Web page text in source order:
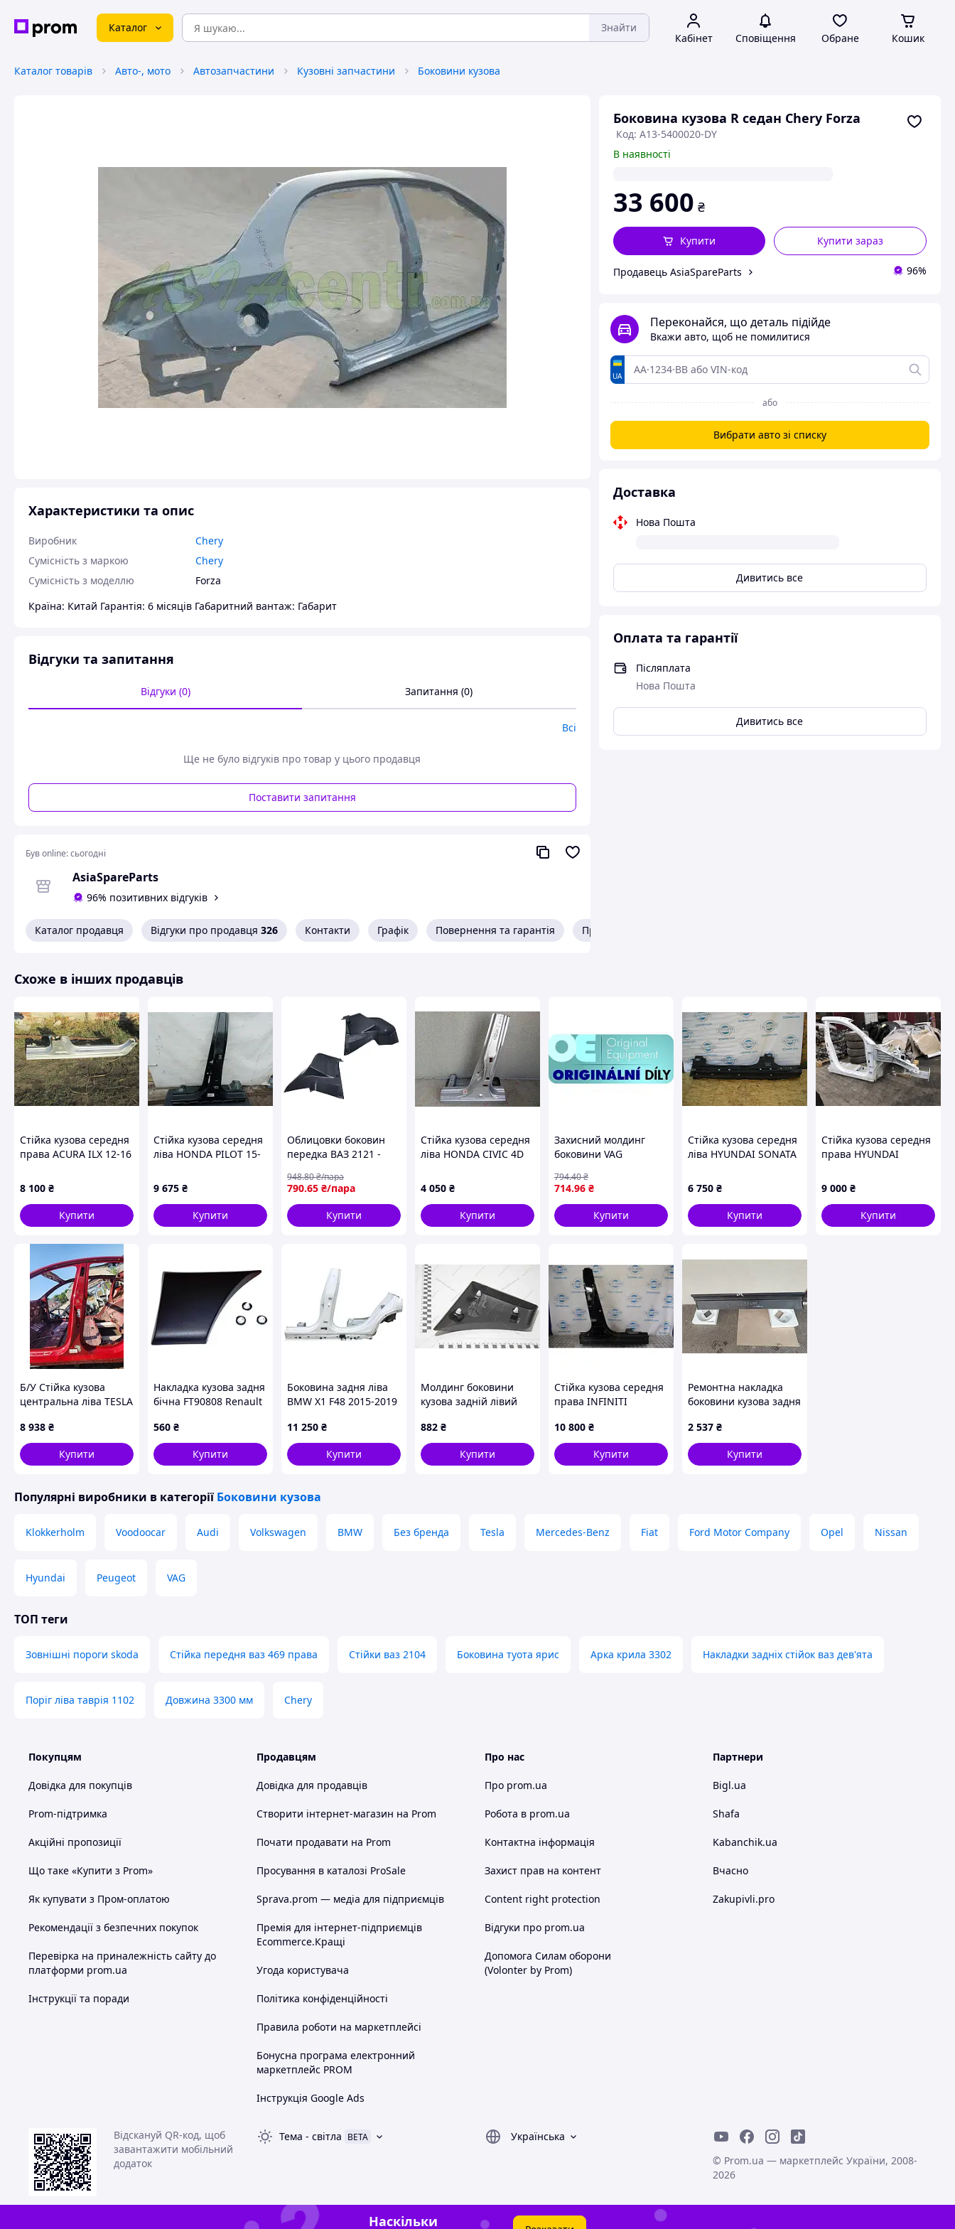
Каталог Знайти
Кабінет Сповіщення Обране Кошик
Каталог товарів Авто-, мото Автозапчастини Кузовні запчастини Боковини кузова
Боковина кузова R седан Chery Forza
Код: A13-5400020-DY
В наявності
33 600 ₴
Купити зараз
Купити
Продавець AsiaSpareParts 96%
Переконайся, що деталь підійде
Вкажи авто, щоб не помилитися
UA
або
Вибрати авто зі списку
Доставка
Нова Пошта
Дивитись все
Оплата та гарантії
Післяплата
Нова Пошта
Дивитись все
Характеристики та опис
Виробник
Chery
Сумісність з маркою
Chery
Сумісність з моделлю
Forza
Країна: Китай Гарантія: 6 місяців Габаритний вантаж: Габарит
Відгуки та запитання
Відгуки (0) Запитання (0)
Всі
Ще не було відгуків про товар у цього продавця
Поставити запитання
Був online:сьогодні
AsiaSpareParts
96% позитивних відгуків
Каталог продавця Відгуки про продавця 326 Контакти Графік Повернення та гарантія Про продавця
Схоже в інших продавців
Стійка кузова середня
права ACURA ILX 12-16
8 100 ₴
Купити
Стійка кузова середня
ліва HONDA PILOT 15-
9 675 ₴
Купити
Облицовки боковин
передка ВАЗ 2121 -
ТАЙГА левая+правая
(под ноги) (Украина) ГС
41891
790.65 ₴/пара
948.80₴/пара
Купити
Стійка кузова середня
ліва HONDA CIVIC 4D
4 050 ₴
Купити
Захисний молдинг
боковини VAG
714.96 ₴
794.40₴
Купити
Стійка кузова середня
ліва HYUNDAI SONATA
6 750 ₴
Купити
Стійка кузова середня
права HYUNDAI
71120-D3A01
9 000 ₴
Купити
Б/У Стійка кузова
центральна ліва TESLA
1549228S0A
8 938 ₴
Купити
Накладка кузова задня
бічна FT90808 Renault
Movano B 10-21
(4419553, 93197649
560 ₴
Купити
Боковина задня ліва
BMW X1 F48 2015-2019
11 250 ₴
Купити
Молдинг боковини
кузова задній лівий
(768F20004R) Renault
882 ₴
Купити
Стійка кузова середня
права INFINITI
76514-1CA0A
10 800 ₴
Купити
Ремонтна накладка
боковини кузова задня
Viano W639 Long (2003-
2014) Klokkerholm
3542013
2 537 ₴
Купити
Популярні виробники в категорії Боковини кузова
Klokkerholm Voodoocar Audi Volkswagen BMW Без бренда Tesla Mercedes-Benz Fiat Ford Motor Company Opel Nissan
Hyundai Peugeot VAG
ТОП теги
Зовнішні пороги skoda Стійка передня ваз 469 права Стійки ваз 2104 Боковина туота ярис Арка крила 3302 Накладки задніх стійок ваз дев'ята
Поріг ліва таврія 1102 Довжина 3300 мм Chery
Покупцям
Довідка для покупців
Prom-підтримка
Акційні пропозиції
Що таке «Купити з Prom»
Як купувати з Пром-оплатою
Рекомендації з безпечних покупок
Перевірка на приналежність сайту до
платформи prom.ua
Інструкції та поради
Продавцям
Довідка для продавців
Створити інтернет-магазин на Prom
Почати продавати на Prom
Просування в каталозі ProSale
Sprava.prom — медіа для підприємців
Премія для інтернет-підприємців
Ecommerce.Кращі
Угода користувача
Політика конфіденційності
Правила роботи на маркетплейсі
Бонусна програма електронний
маркетплейс PROM
Інструкція Google Ads
Про нас
Про prom.ua
Робота в prom.ua
Контактна інформація
Захист прав на контент
Content right protection
Відгуки про prom.ua
Допомога Силам оборони
(Volonter by Prom)
Партнери
Bigl.ua
Shafa
Kabanchik.ua
Вчасно
Zakupivli.pro
Відскануй QR-код, щоб
завантажити мобільний
додаток
Тема - світла BETA
Українська
© Prom.ua — маркетплейс України, 2008-
2026
Наскільки